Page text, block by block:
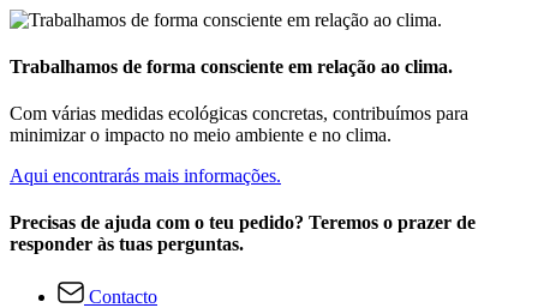
Trabalhamos de forma consciente em relação ao clima.
Com várias medidas ecológicas concretas, contribuímos para
minimizar o impacto no meio ambiente e no clima.
Aqui encontrarás mais informações.
Precisas de ajuda com o teu pedido? Teremos o prazer de
responder às tuas perguntas.
Contacto